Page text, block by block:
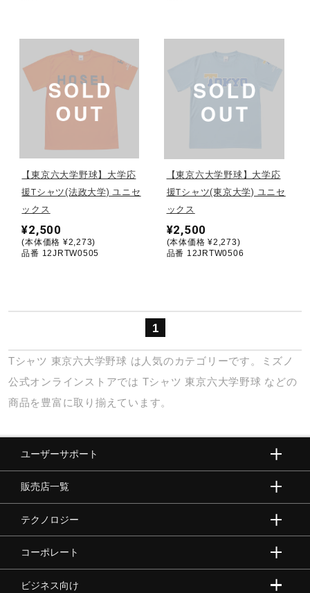
ライフスタイルグッズ
インナー
寝具／ミズノスリープ
アウトドア／レイン
サポーター
ジュニア／キッズ
メディカル
コラボ／ライセンス
セール
その他
【東京六大学野球】大学応
援Tシャツ(法政大学) ユニセ
ックス
¥2,500
(本体価格 ¥2,273)
品番 12JRTW0505
【東京六大学野球】大学応
援Tシャツ(東京大学) ユニセ
ックス
¥2,500
(本体価格 ¥2,273)
品番 12JRTW0506
1
Tシャツ 東京六大学野球 は人気のカテゴリーです。ミズノ
公式オンラインストアでは Tシャツ 東京六大学野球 などの
商品を豊富に取り揃えています。
ユーザーサポート
販売店一覧
テクノロジー
コーポレート
ビジネス向け